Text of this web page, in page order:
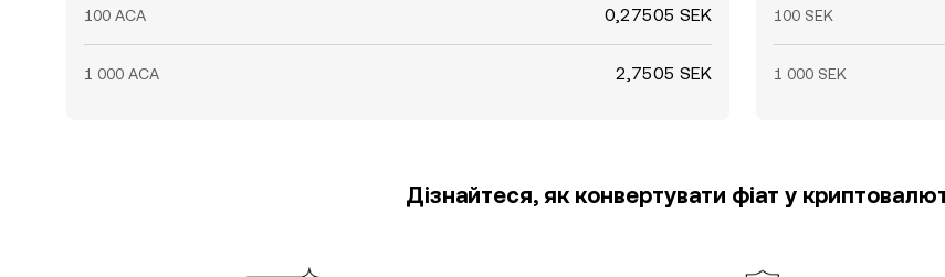
100 ACA 0,27505 SEK
1 000 ACA 2,7505 SEK
100 SEK
1 000 SEK
Дізнайтеся, як конвертувати фіат у